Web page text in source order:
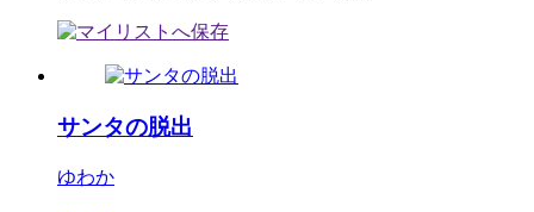
サンタの脱出
ゆわか